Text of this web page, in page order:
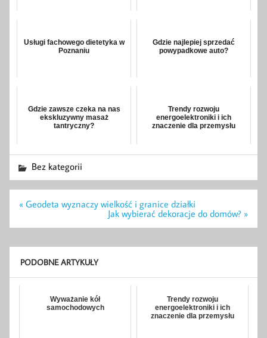
Usługi fachowego dietetyka w
Poznaniu
Gdzie najlepiej sprzedać
powypadkowe auto?
Gdzie zawsze czeka na nas
ekskluzywny masaż
tantryczny?
Trendy rozwoju
energoelektroniki i ich
znaczenie dla przemysłu
Bez kategorii
Nawigacja
« Geodeta wyznaczy wielkość i granice działki
Jak wybierać dekoracje do domów? »
PODOBNE ARTYKUŁY
Wyważanie kół
samochodowych
Trendy rozwoju
energoelektroniki i ich
znaczenie dla przemysłu